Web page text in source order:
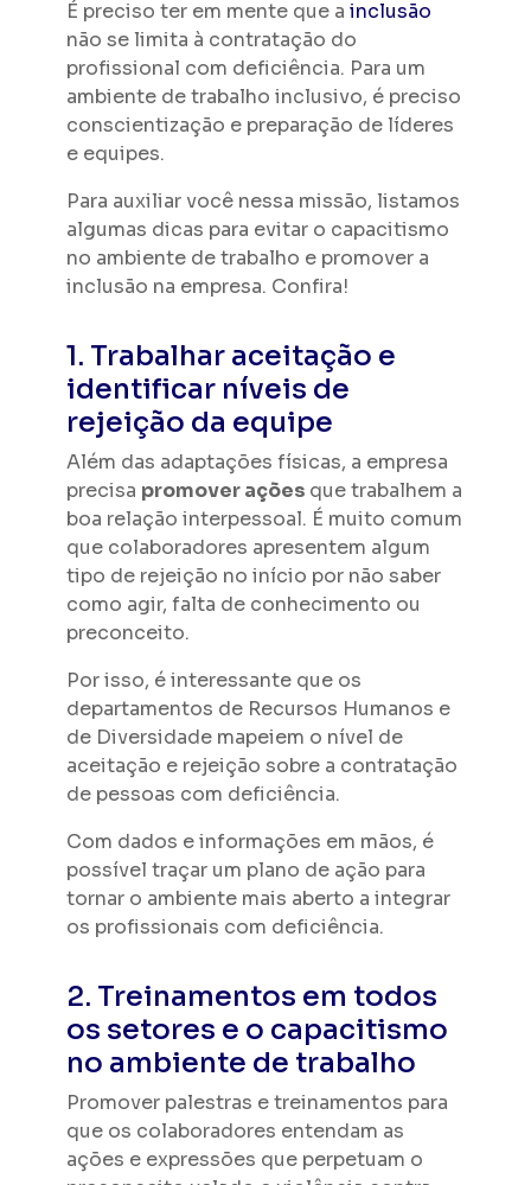
É preciso ter em mente que a inclusão
não se limita à contratação do
profissional com deficiência. Para um
ambiente de trabalho inclusivo, é preciso
conscientização e preparação de líderes
e equipes.
Para auxiliar você nessa missão, listamos
algumas dicas para evitar o capacitismo
no ambiente de trabalho e promover a
inclusão na empresa. Confira!
1. Trabalhar aceitação e
identificar níveis de
rejeição da equipe
Além das adaptações físicas, a empresa
precisa promover ações que trabalhem a
boa relação interpessoal. É muito comum
que colaboradores apresentem algum
tipo de rejeição no início por não saber
como agir, falta de conhecimento ou
preconceito.
Por isso, é interessante que os
departamentos de Recursos Humanos e
de Diversidade mapeiem o nível de
aceitação e rejeição sobre a contratação
de pessoas com deficiência.
Com dados e informações em mãos, é
possível traçar um plano de ação para
tornar o ambiente mais aberto a integrar
os profissionais com deficiência.
2. Treinamentos em todos
os setores e o capacitismo
no ambiente de trabalho
Promover palestras e treinamentos para
que os colaboradores entendam as
ações e expressões que perpetuam o